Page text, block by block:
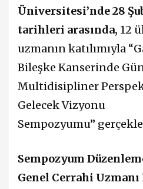
Üniversitesi’nde 28
tarihleri arasında, 12
uzmanın katılımıyla
Bileşke Kanserinde
Multidisipliner
Gelecek Vizyonu
Sempozyumu”
Sempozyum
Genel Cerrahi